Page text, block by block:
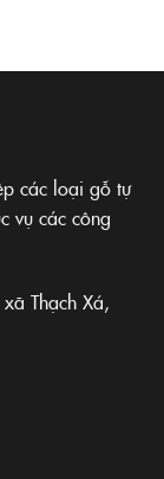
các loại gỗ tự
vụ các công
Thạch Xá,